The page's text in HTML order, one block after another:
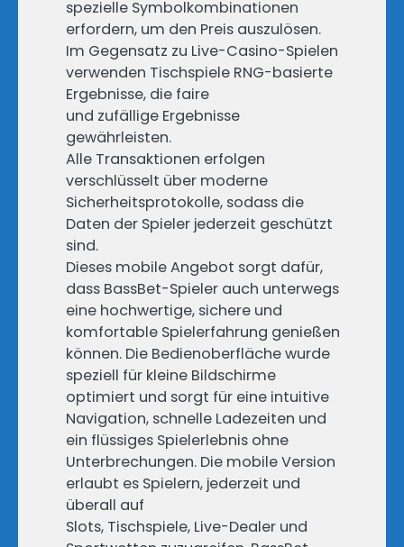
spezielle Symbolkombinationen
erfordern, um den Preis auszulösen.
Im Gegensatz zu Live-Casino-Spielen
verwenden Tischspiele RNG-basierte
Ergebnisse, die faire
und zufällige Ergebnisse
gewährleisten.
Alle Transaktionen erfolgen
verschlüsselt über moderne
Sicherheitsprotokolle, sodass die
Daten der Spieler jederzeit geschützt
sind.
Dieses mobile Angebot sorgt dafür,
dass BassBet-Spieler auch unterwegs
eine hochwertige, sichere und
komfortable Spielerfahrung genießen
können. Die Bedienoberfläche wurde
speziell für kleine Bildschirme
optimiert und sorgt für eine intuitive
Navigation, schnelle Ladezeiten und
ein flüssiges Spielerlebnis ohne
Unterbrechungen. Die mobile Version
erlaubt es Spielern, jederzeit und
überall auf
Slots, Tischspiele, Live-Dealer und